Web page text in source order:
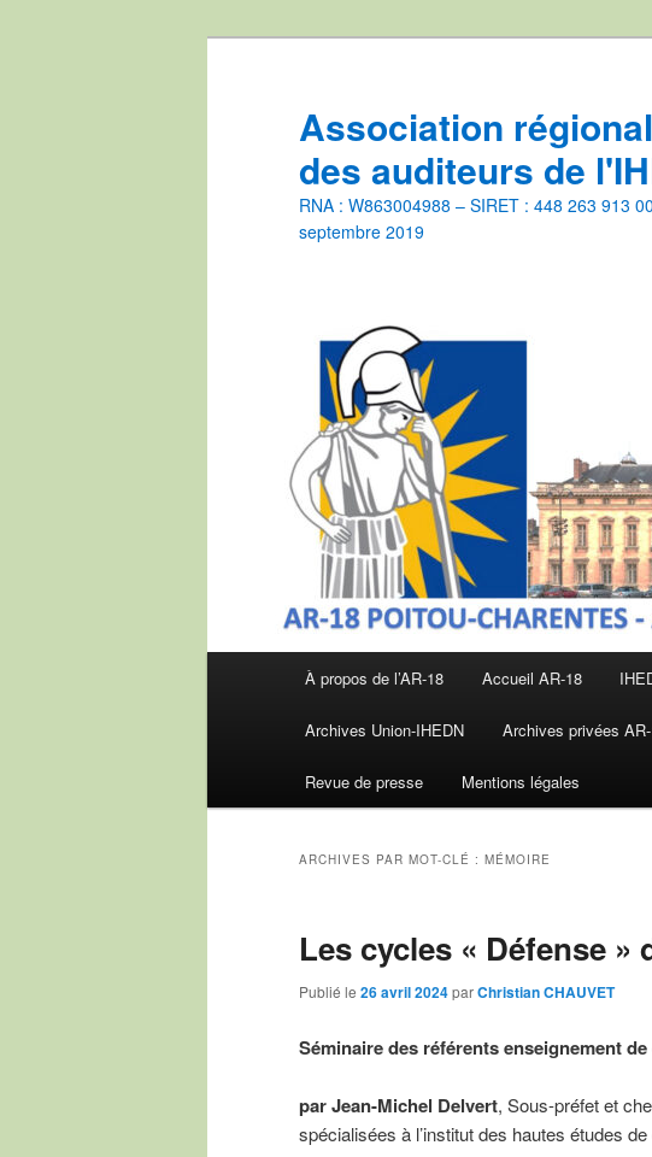
Association
des auditeurs de
RNA : W863004988 – SIRET : 448 263 913
septembre 2019
À propos de l’AR-18 Accueil AR-18
Archives Union-IHEDN Archives privées
Revue de presse Mentions légales
ARCHIVES PAR MOT-CLÉ : MÉMOIRE
Les cycles « Défense »
Publié le 26 avril 2024parChristian CHAUVET
Séminaire des référents enseignement
par Jean-Michel Delvert, Sous-préfet et
spécialisées à l’institut des hautes études